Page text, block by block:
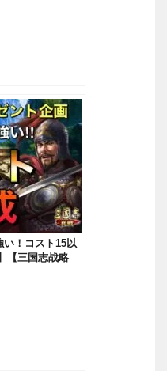
い！コスト15以
【三国志战略